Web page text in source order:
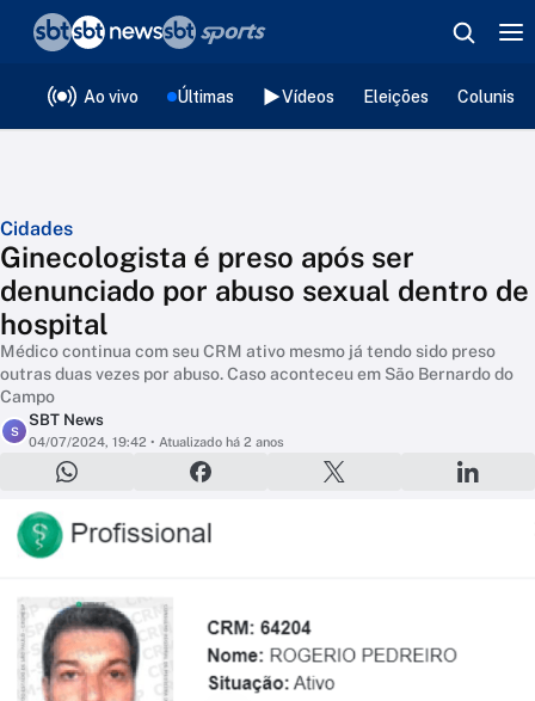
Ao vivo Últimas Vídeos Eleições
Cidades
Ginecologista é preso após ser
denunciado por abuso sexual dentro de
hospital
Médico continua com seu CRM ativo mesmo já tendo sido preso
outras duas vezes por abuso. Caso aconteceu em São Bernardo do
Campo
S
SBT News
04/07/2024, 19:42 • Atualizado há 2 anos
❮voltar
Editorias